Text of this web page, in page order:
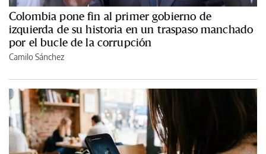
Colombia pone fin al primer gobierno de
izquierda de su historia en un traspaso manchado
por el bucle de la corrupción
Camilo Sánchez